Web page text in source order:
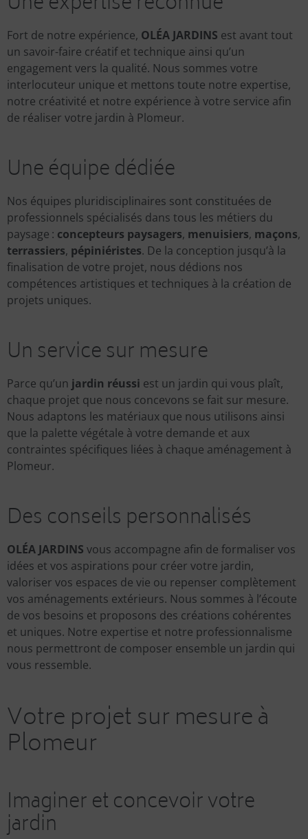
Fort de notre expérience, OLÉA JARDINS est avant tout
un savoir-faire créatif et technique ainsi qu’un
engagement vers la qualité. Nous sommes votre
interlocuteur unique et mettons toute notre expertise,
notre créativité et notre expérience à votre service afin
de réaliser votre jardin à Plomeur.
Une équipe dédiée
Nos équipes pluridisciplinaires sont constituées de
professionnels spécialisés dans tous les métiers du
paysage : concepteurs paysagers, menuisiers, maçons,
terrassiers, pépiniéristes. De la conception jusqu’à la
finalisation de votre projet, nous dédions nos
compétences artistiques et techniques à la création de
projets uniques.
Un service sur mesure
Parce qu’un jardin réussi est un jardin qui vous plaît,
chaque projet que nous concevons se fait sur mesure.
Nous adaptons les matériaux que nous utilisons ainsi
que la palette végétale à votre demande et aux
contraintes spécifiques liées à chaque aménagement à
Plomeur.
Des conseils personnalisés
OLÉA JARDINS vous accompagne afin de formaliser vos
idées et vos aspirations pour créer votre jardin,
valoriser vos espaces de vie ou repenser complètement
vos aménagements extérieurs. Nous sommes à l’écoute
de vos besoins et proposons des créations cohérentes
et uniques. Notre expertise et notre professionnalisme
nous permettront de composer ensemble un jardin qui
vous ressemble.
Votre projet sur mesure à
Plomeur
Imaginer et concevoir votre
jardin